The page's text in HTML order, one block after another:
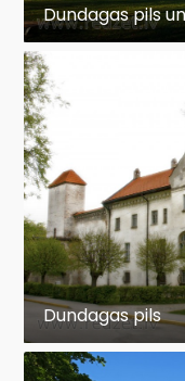
Dundagas pils
Dundagas pils